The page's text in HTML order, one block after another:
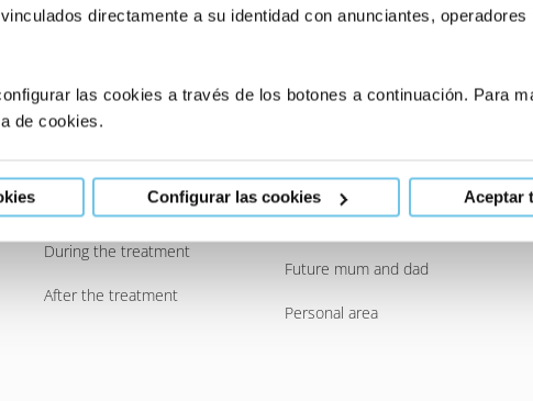
directamente a su identidad con anunciantes,
las cookies a través de los botones a continuación. Para
de cookies.
Configurar las cookies Aceptar
Frequently Asked
Questions
Before the treatment
During the treatment
After the treatment
Your Eugin
Future mum
Future mums
Future mum and dad
Personal area